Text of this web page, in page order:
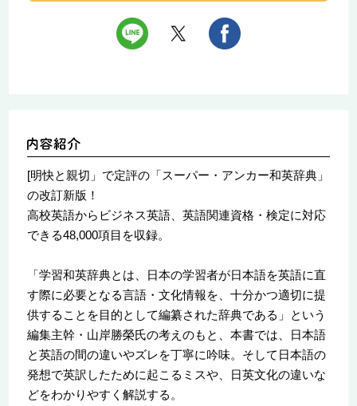
[明快と親切」で定評の「スーパー・アンカー和英辞典」
の改訂新版！
高校英語からビジネス英語、英語関連資格・検定に対応
できる48,000項目を収録。
「学習和英辞典とは、日本の学習者が日本語を英語に直
す際に必要となる言語・文化情報を、十分かつ適切に提
供することを目的として編纂された辞典である」という
編集主幹・山岸勝榮氏の考えのもと、本書では、日本語
と英語の間の違いやズレを丁寧に吟味。そして日本語の
発想で英訳したために起こるミスや、日英文化の違いな
どをわかりやすく解説する。